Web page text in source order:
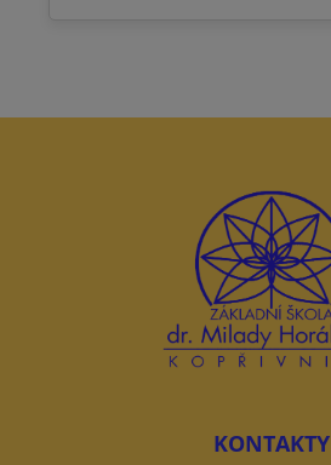
KONTAKTY